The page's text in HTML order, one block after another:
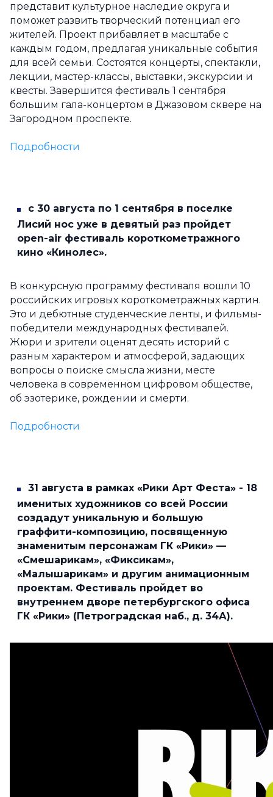
представит культурное наследие округа и
поможет развить творческий потенциал его
жителей. Проект прибавляет в масштабе с
каждым годом, предлагая уникальные события
для всей семьи. Состоятся концерты, спектакли,
лекции, мастер-классы, выставки, экскурсии и
квесты. Завершится фестиваль 1 сентября
большим гала-концертом в Джазовом сквере на
Загородном проспекте.
Подробности
с 30 августа по 1 сентября в поселке
Лисий нос уже в девятый раз пройдет
open-air фестиваль короткометражного
кино «Кинолес».
В конкурсную программу фестиваля вошли 10
российских игровых короткометражных картин.
Это и дебютные студенческие ленты, и фильмы-
победители международных фестивалей.
Жюри и зрители оценят десять историй с
разным характером и атмосферой, задающих
вопросы о поиске смысла жизни, месте
человека в современном цифровом обществе,
об эзотерике, рождении и смерти.
Подробности
31 августа в рамках «Рики Арт Феста» - 18
именитых художников со всей России
создадут уникальную и большую
граффити-композицию, посвященную
знаменитым персонажам ГК «Рики» —
«Смешарикам», «Фиксикам»,
«Малышарикам» и другим анимационным
проектам. Фестиваль пройдет во
внутреннем дворе петербургского офиса
ГК «Рики» (Петроградская наб., д. 34А).